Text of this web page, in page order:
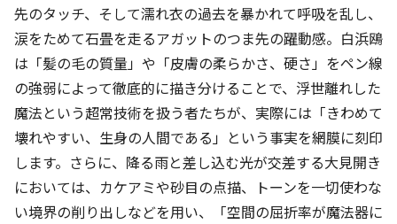
先のタッチ、そして濡れ衣の過去を暴かれて呼吸を乱し、
涙をためて石畳を走るアガットのつま先の躍動感。白浜鴎
は「髪の毛の質量」や「皮膚の柔らかさ、硬さ」をペン線
の強弱によって徹底的に描き分けることで、浮世離れした
魔法という超常技術を扱う者たちが、実際には「きわめて
壊れやすい、生身の人間である」という事実を網膜に刻印
します。さらに、降る雨と差し込む光が交差する大見開き
においては、カケアミや砂目の点描、トーンを一切使わな
い境界の削り出しなどを用い、「空間の屈折率が魔法器に